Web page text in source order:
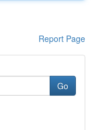
Report Page
Go